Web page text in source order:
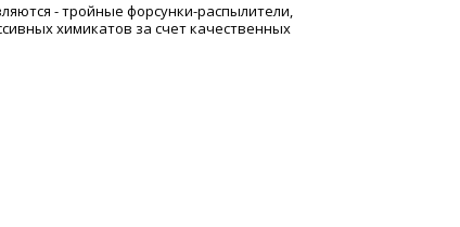
- тройные форсунки-распылители,
химикатов за счет качественных